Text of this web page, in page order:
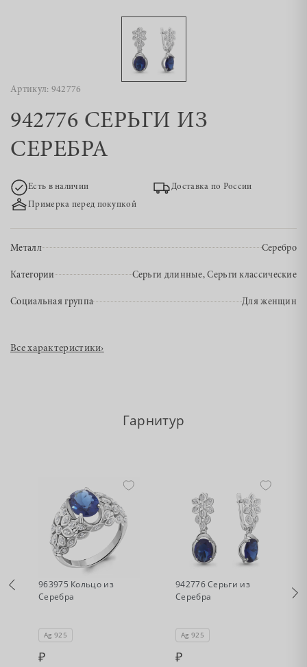
Артикул: 942776
942776 СЕРЬГИ ИЗ
СЕРЕБРА
Есть в наличии
Доставка по России
Примерка перед покупкой
Металл Серебро
Категории Серьги длинные, Серьги классические
Социальная группа Для женщин
Все характеристики›
Гарнитур
Нет в наличии
963975 Кольцо из
Серебра
Ag 925
Нет в наличии
942776 Серьги из
Серебра
Ag 925